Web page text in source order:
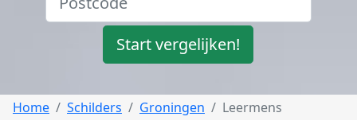
Start vergelijken!
Home Schilders Groningen Leermens